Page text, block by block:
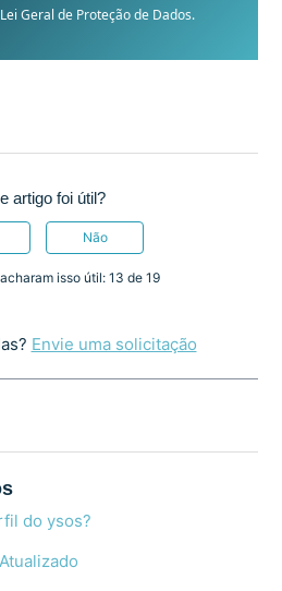
Geral de Proteção de Dados.
artigo foi útil?
Não
isso útil: 13 de 19
Envie uma solicitação
do ysos?